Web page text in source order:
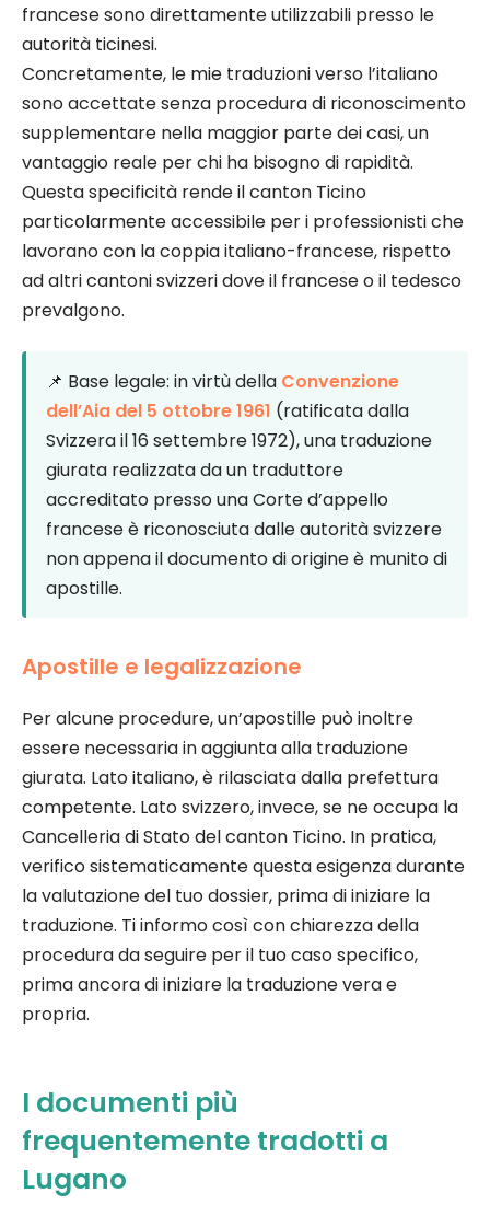
francese sono direttamente utilizzabili presso le
autorità ticinesi.
Concretamente, le mie traduzioni verso l’italiano
sono accettate senza procedura di riconoscimento
supplementare nella maggior parte dei casi, un
vantaggio reale per chi ha bisogno di rapidità.
Questa specificità rende il canton Ticino
particolarmente accessibile per i professionisti che
lavorano con la coppia italiano-francese, rispetto
ad altri cantoni svizzeri dove il francese o il tedesco
prevalgono.
📌 Base legale: in virtù della Convenzione
dell’Aia del 5 ottobre 1961 (ratificata dalla
Svizzera il 16 settembre 1972), una traduzione
giurata realizzata da un traduttore
accreditato presso una Corte d’appello
francese è riconosciuta dalle autorità svizzere
non appena il documento di origine è munito di
apostille.
Apostille e legalizzazione
Per alcune procedure, un’apostille può inoltre
essere necessaria in aggiunta alla traduzione
giurata. Lato italiano, è rilasciata dalla prefettura
competente. Lato svizzero, invece, se ne occupa la
Cancelleria di Stato del canton Ticino. In pratica,
verifico sistematicamente questa esigenza durante
la valutazione del tuo dossier, prima di iniziare la
traduzione. Ti informo così con chiarezza della
procedura da seguire per il tuo caso specifico,
prima ancora di iniziare la traduzione vera e
propria.
I documenti più
frequentemente tradotti a
Lugano